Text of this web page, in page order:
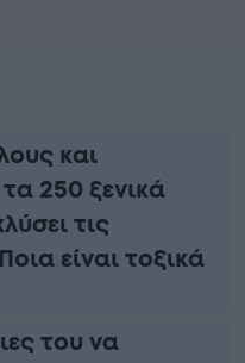
και
250 ξενικά
τις
είναι τοξικά
του να